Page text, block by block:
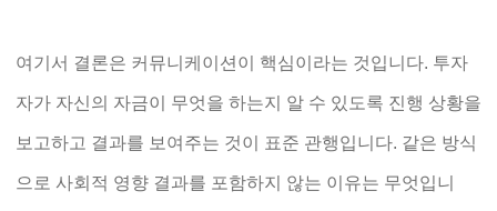
여기서 결론은 커뮤니케이션이 핵심이라는 것입니다. 투자
자가 자신의 자금이 무엇을 하는지 알 수 있도록 진행 상황을
보고하고 결과를 보여주는 것이 표준 관행입니다. 같은 방식
으로 사회적 영향 결과를 포함하지 않는 이유는 무엇입니